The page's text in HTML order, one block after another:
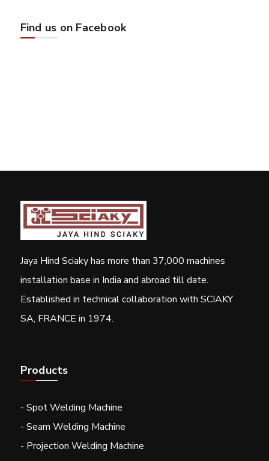
Find us on Facebook
Jaya Hind Sciaky has more than 37,000 machines
installation base in India and abroad till date.
Established in technical collaboration with SCIAKY
SA, FRANCE in 1974.
Products
- Spot Welding Machine
- Seam Welding Machine
- Projection Welding Machine